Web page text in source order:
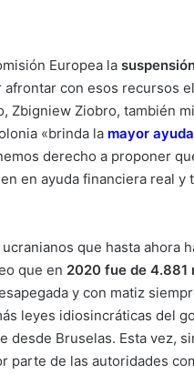
Europea la
afrontar con esos recursos
Zbigniew Ziobro, también
«brinda la mayor
derecho a proponer
en ayuda financiera real y
ucranianos que hasta ahora
que en 2020 fue de 4.881
y con matiz
leyes idiosincráticas del
desde Bruselas. Esta vez,
parte de las autoridades